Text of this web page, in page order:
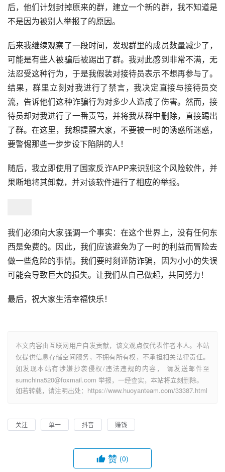
后，他们计划封掉原来的群，建立一个新的群，我不知道是
不是因为被别人举报了的原因。
后来我继续观察了一段时间，发现群里的成员数量减少了，
可能是有些人被骗后被踢出了群。我对此感到非常不满，无
法忍受这种行为，于是我假装对接待员表示不想再参与了。
结果，群里立刻对我进行了禁言，我决定直接与接待员交
流，告诉他们这种诈骗行为对多少人造成了伤害。然而，接
待员却对我进行了一番责骂，并将我从群中删除，直接踢出
了群。在这里，我想提醒大家，不要被一时的诱惑所迷惑，
要警惕那些一步步设下陷阱的人！
随后，我立即使用了国家反诈APP来识别这个风险软件，并
果断地将其卸载，并对该软件进行了相应的举报。
我们必须向大家强调一个事实：在这个世界上，没有任何东
西是免费的。因此，我们应该避免为了一时的利益而冒险去
做一些危险的事情。我们要时刻谨防诈骗，因为小小的失误
可能会导致巨大的损失。让我们从自己做起，共同努力！
最后，祝大家生活幸福快乐！
本文内容由互联网用户自发贡献，该文观点仅代表作者本人。本站
仅提供信息存储空间服务，不拥有所有权，不承担相关法律责任。
如发现本站有涉嫌抄袭侵权/违法违规的内容， 请发送邮件至
sumchina520@foxmail.com 举报，一经查实，本站将立刻删除。
如若转载，请注明出处：https://www.huoyanteam.com/33387.html
关注 单一 抖音 赚钱
赞 (0)